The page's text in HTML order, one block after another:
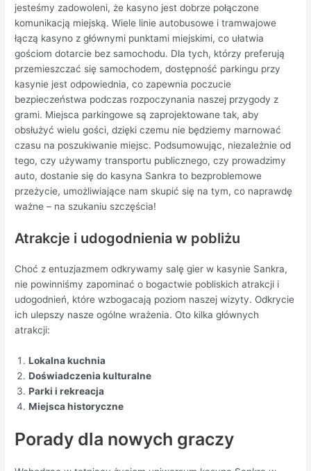
jesteśmy zadowoleni, że kasyno jest dobrze połączone
komunikacją miejską. Wiele linie autobusowe i tramwajowe
łączą kasyno z głównymi punktami miejskimi, co ułatwia
gościom dotarcie bez samochodu. Dla tych, którzy preferują
przemieszczać się samochodem, dostępność parkingu przy
kasynie jest odpowiednia, co zapewnia poczucie
bezpieczeństwa podczas rozpoczynania naszej przygody z
grami. Miejsca parkingowe są zaprojektowane tak, aby
obsłużyć wielu gości, dzięki czemu nie będziemy marnować
czasu na poszukiwanie miejsc. Podsumowując, niezależnie od
tego, czy używamy transportu publicznego, czy prowadzimy
auto, dostanie się do kasyna Sankra to bezproblemowe
przeżycie, umożliwiające nam skupić się na tym, co naprawdę
ważne – na szukaniu szczęścia!
Atrakcje i udogodnienia w pobliżu
Choć z entuzjazmem odkrywamy salę gier w kasynie Sankra,
nie powinniśmy zapominać o bogactwie pobliskich atrakcji i
udogodnień, które wzbogacają poziom naszej wizyty. Odkrycie
ich ulepszy nasze ogólne wrażenia. Oto kilka głównych
atrakcji:
Lokalna kuchnia
Doświadczenia kulturalne
Parki i rekreacja
Miejsca historyczne
Porady dla nowych graczy